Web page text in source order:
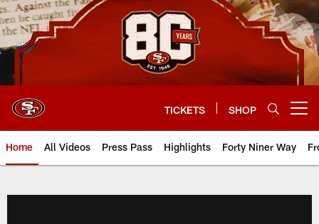
Skip
to
main
content
TICKETS SHOP
Home All Videos Press Pass Highlights Forty Niner Way